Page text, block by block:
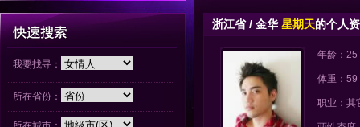
我要找寻：
所在省份：
浙江省 / 金华星期天的个人
年龄：25
体重：59
职业：其